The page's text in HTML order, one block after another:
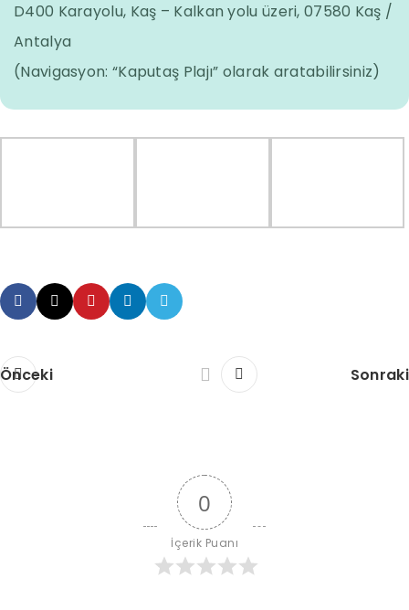
D400 Karayolu, Kaş – Kalkan yolu üzeri, 07580 Kaş /
Antalya
(Navigasyon: “Kaputaş Plajı” olarak aratabilirsiniz)
Önceki Sonraki
0
İçerik Puanı